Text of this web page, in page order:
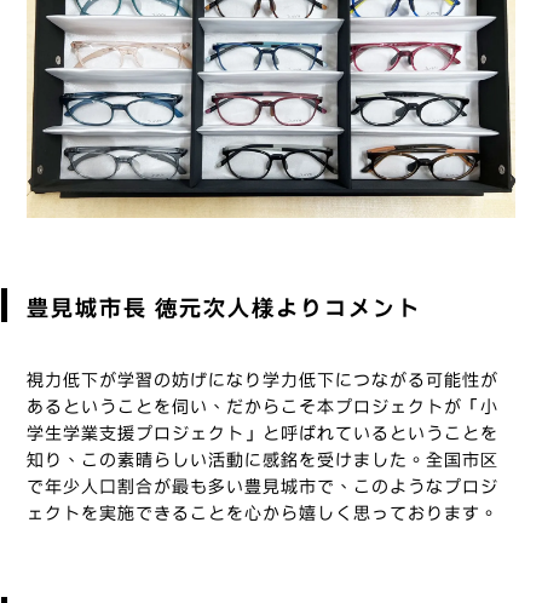
豊見城市長 徳元次人様よりコメント
視力低下が学習の妨げになり学力低下につながる可能性が
あるということを伺い、だからこそ本プロジェクトが「小
学生学業支援プロジェクト」と呼ばれているということを
知り、この素晴らしい活動に感銘を受けました。全国市区
で年少人口割合が最も多い豊見城市で、このようなプロジ
ェクトを実施できることを心から嬉しく思っております。